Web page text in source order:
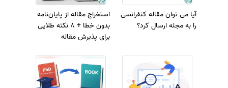
آیا می توان مقاله کنفرانسی
را به مجله ارسال کرد؟
استخراج مقاله از پایان‌نامه
بدون خطا + 8 نکته طلایی
برای پذیرش مقاله